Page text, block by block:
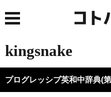
kingsnake
プログレッシブ英和中辞典(